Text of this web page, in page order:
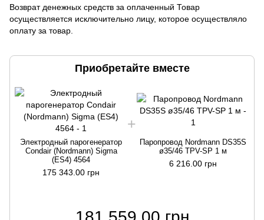
Возврат денежных средств за оплаченный Товар
осуществляется исключительно лицу, которое осуществляло
оплату за товар.
Приобретайте вместе
Электродный парогенератор
Condair (Nordmann) Sigma
(ES4) 4564
175 343.00 грн
Паропровод Nordmann DS35S
ø35/46 TPV-SP 1 м
6 216.00 грн